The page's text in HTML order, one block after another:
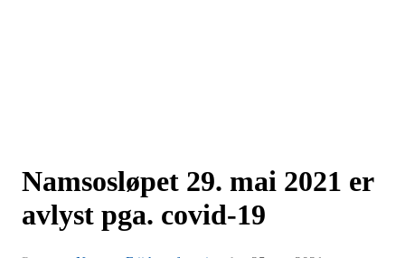
Namsosløpet 29. mai 2021 er
avlyst pga. covid-19